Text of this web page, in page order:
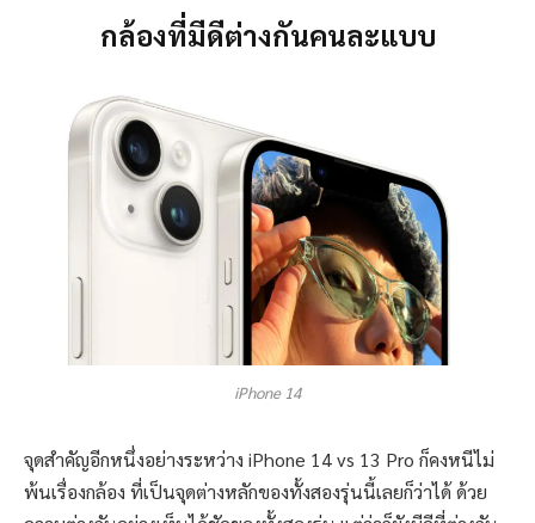
กล้องที่มีดีต่างกันคนละแบบ
iPhone 14
จุดสำคัญอีกหนึ่งอย่างระหว่าง iPhone 14 vs 13 Pro ก็คงหนีไม่
พ้นเรื่องกล้อง ที่เป็นจุดต่างหลักของทั้งสองรุ่นนี้เลยก็ว่าได้ ด้วย